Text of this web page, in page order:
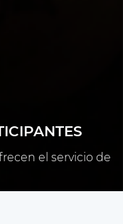
el servicio de